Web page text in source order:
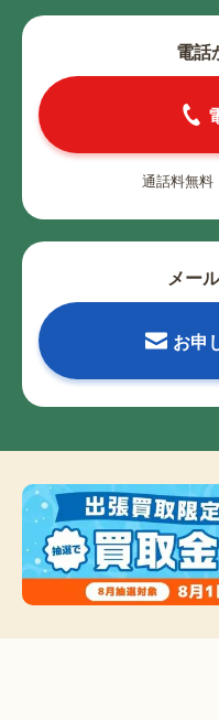
電話
通話料無料
メー
お申